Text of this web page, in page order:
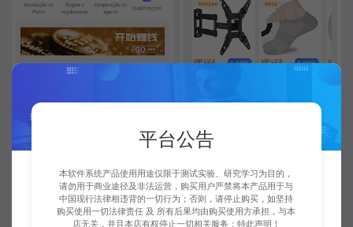
海外抢单源码新UI商城任务源码
多语言抢单源码带代理后台单独
精品/抢单源码
平台公告
本软件系统产品使用用途仅限于测试实验、研究学习为目的，
请勿用于商业途径及非法运营，购买用户严禁将本产品用于与
中国现行法律相违背的一切行为；否则，请停止购买，如坚持
购买使用一切法律责任 及 所有后果均由购买使用方承担，与本
店无关，并且本店有权停止一切相关服务；特此声明！